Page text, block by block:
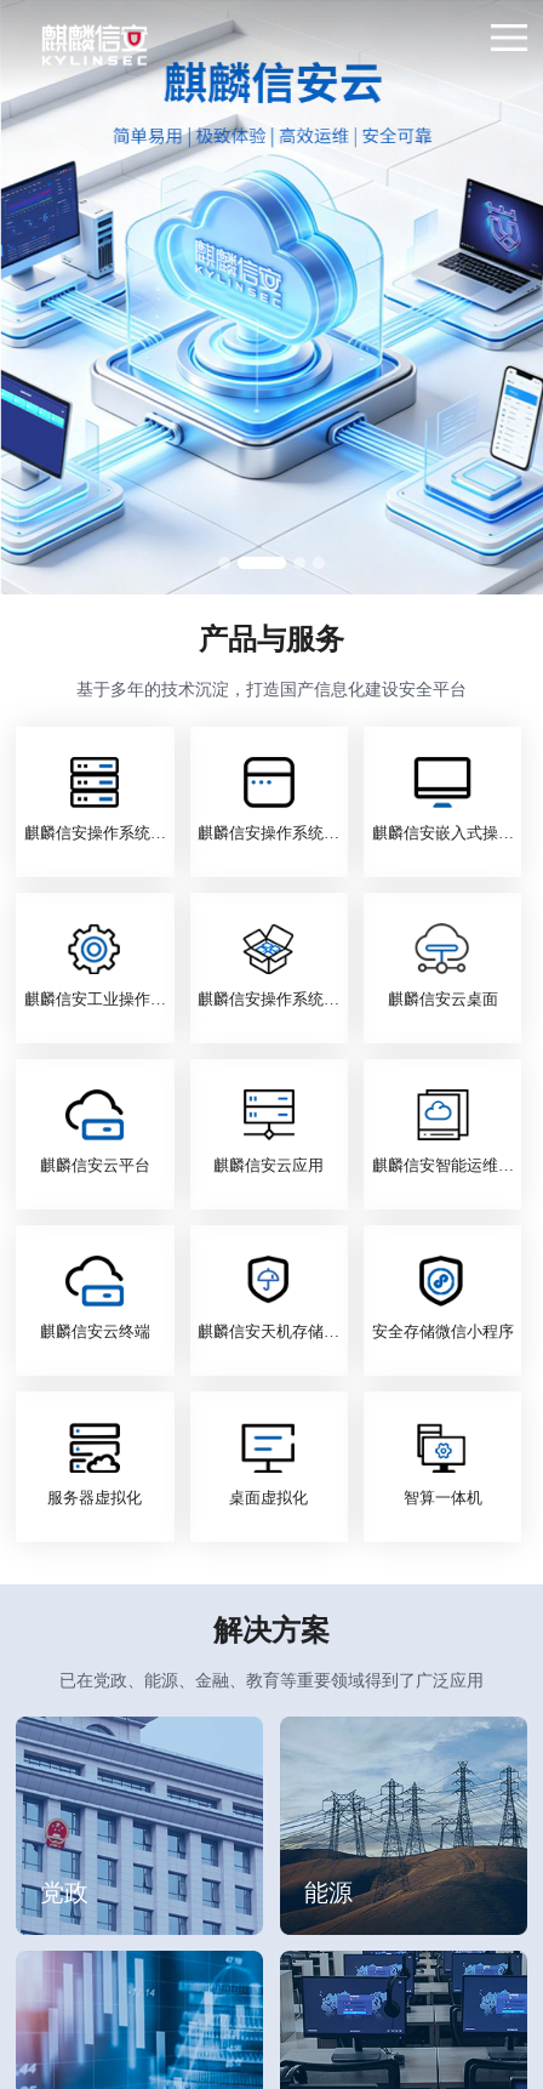
产品与服务
基于多年的技术沉淀，打造国产信息化建设安全平台
麒麟信安操作系统服务器版麒麟信安操作系统桌面版 麒麟信安嵌入式操作系
麒麟信安工业操作系统 麒麟信安操作系统衍生产品 麒麟信安云桌面
麒麟信安云平台 麒麟信安云应用 麒麟信安智能运维系统
麒麟信安云终端 麒麟信安天机存储加密系统安全存储微信小程序
服务器虚拟化 桌面虚拟化 智算一体机
解决方案
已在党政、能源、金融、教育等重要领域得到了广泛应用
党政 能源